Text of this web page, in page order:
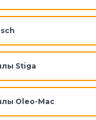
Stiga
Oleo-Mac